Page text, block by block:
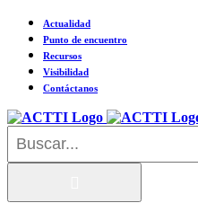
Saltar
contenido
Actualidad
Punto de encuentro
Recursos
Visibilidad
Contáctanos